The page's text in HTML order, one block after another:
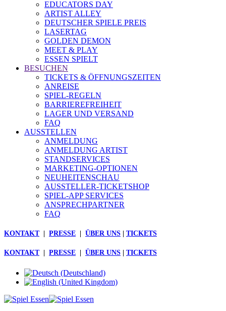
EDUCATORS DAY
ARTIST ALLEY
DEUTSCHER SPIELE PREIS
LASERTAG
GOLDEN DEMON
MEET & PLAY
ESSEN SPIELT
BESUCHEN
TICKETS & ÖFFNUNGSZEITEN
ANREISE
SPIEL-REGELN
BARRIEREFREIHEIT
LAGER UND VERSAND
FAQ
AUSSTELLEN
ANMELDUNG
ANMELDUNG ARTIST
STANDSERVICES
MARKETING-OPTIONEN
NEUHEITENSCHAU
AUSSTELLER-TICKETSHOP
SPIEL-APP SERVICES
ANSPRECHPARTNER
FAQ
KONTAKT| PRESSE ÜBER UNS TICKETS
KONTAKT| PRESSE ÜBER UNS TICKETS